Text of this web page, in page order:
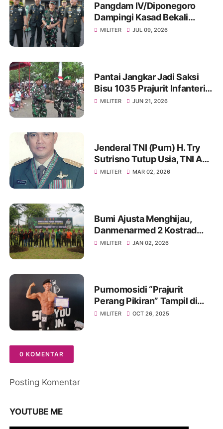
Pangdam IV/Diponegoro
Dampingi Kasad Bekali
Taruna Akmil, Siapkan
MILITER JUL 09, 2026
Pantai Jangkar Jadi Saksi
Bisu 1035 Prajurit Infanteri,
Ikuti Tradisi Pembaretan
MILITER JUN 21, 2026
Jenderal TNI (Purn) H. Try
Sutrisno Tutup Usia, TNI AD
Berduka
MILITER MAR 02, 2026
Bumi Ajusta Menghijau,
Danmenarmed 2 Kostrad
Pimpin Gerakan Tanam
MILITER JAN 02, 2026
Purnomosidi “Prajurit
Perang Pikiran” Tampil di
Body Contest Piala Wali
MILITER OCT 26, 2025
0 KOMENTAR
Posting Komentar
YOUTUBE ME